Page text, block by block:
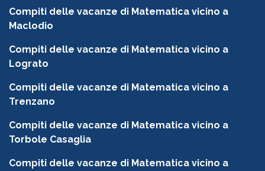
Compiti delle vacanze di Matematica vicino a
Maclodio
Compiti delle vacanze di Matematica vicino a
Lograto
Compiti delle vacanze di Matematica vicino a
Trenzano
Compiti delle vacanze di Matematica vicino a
Torbole Casaglia
Compiti delle vacanze di Matematica vicino a